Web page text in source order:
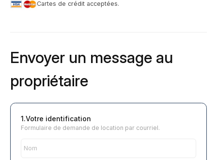
Envoyer un message au
propriétaire
Formulaire de demande de location par courriel.
1.Votre identification
Cartes de crédit acceptées.